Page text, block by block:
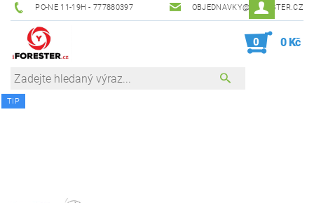
PO-NE 11-19H - 777880397 OBJEDNAVKY@IFORESTER.CZ
0 0 Kč
TIP